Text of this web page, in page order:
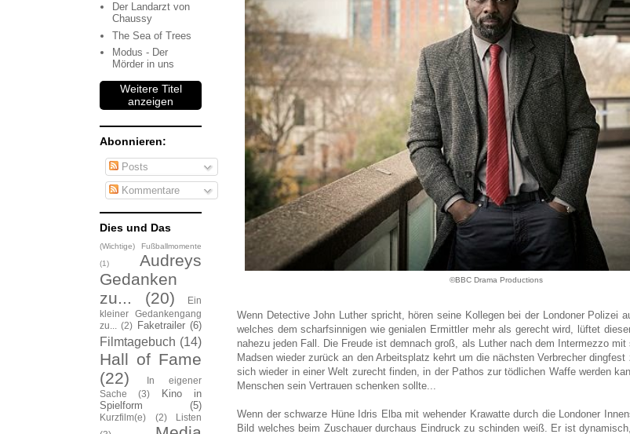
©BBC Drama Productions
Wenn Detective John Luther spricht, hören seine Kollegen bei der Londoner Polizei
welches dem scharfsinnigen wie genialen Ermittler mehr als gerecht wird, lüftet
nahezu jeden Fall. Die Freude ist demnach groß, als Luther nach dem Intermezzo mit
Madsen wieder zurück an den Arbeitsplatz kehrt um die nächsten Verbrecher
sich wieder in einer Welt zurecht finden, in der Pathos zur tödlichen Waffe werden
Menschen sein Vertrauen schenken sollte...
Wenn der schwarze Hüne Idris Elba mit wehender Krawatte durch die Londoner
Bild welches beim Zuschauer durchaus Eindruck zu schinden weiß. Er ist
Der Landarzt von
Chaussy
The Sea of Trees
Modus - Der
Mörder in uns
Weitere Titel
anzeigen
Abonnieren:
Posts
Kommentare
Dies und Das
(Wichtige) Fußballmomente
(1)
Audreys
Gedanken
zu...
(20)
Ein
kleiner Gedankengang
zu...
(2) Faketrailer (6)
Filmtagebuch (14)
Hall of Fame
(22)
In eigener
Sache
(3)
Kino in
Spielform
(5)
Kurzfilm(e) (2)
Listen